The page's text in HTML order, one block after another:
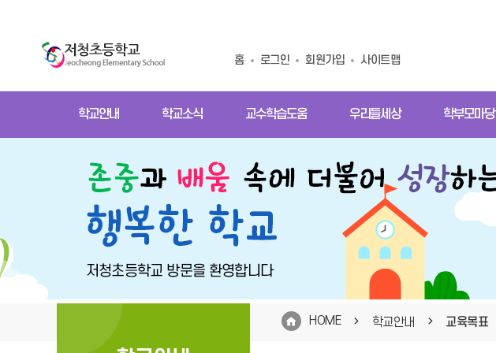
홈 로그인 회원가입 사이트맵
학교안내 학교소식 교수학습도움 우리들세상 학부모마당
HOME 학교안내 교육목표